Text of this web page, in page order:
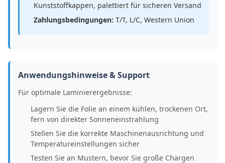
Kunststoffkappen, palettiert für sicheren Versand
Zahlungsbedingungen: T/T, L/C, Western Union
Anwendungshinweise & Support
Für optimale Laminierergebnisse:
Lagern Sie die Folie an einem kühlen, trockenen Ort,
fern von direkter Sonneneinstrahlung
Stellen Sie die korrekte Maschinenausrichtung und
Temperatureinstellungen sicher
Testen Sie an Mustern, bevor Sie große Chargen